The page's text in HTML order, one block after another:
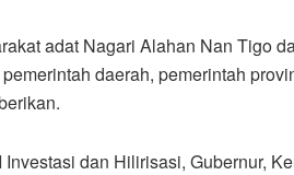
adat Nagari Alahan Nan Tigo
daerah, pemerintah
dan Hilirisasi, Gubernur,